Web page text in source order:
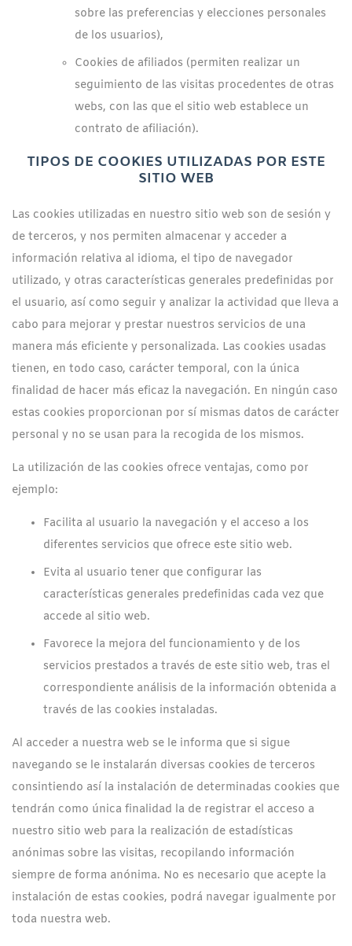
sobre las preferencias y elecciones personales
de los usuarios),
Cookies de afiliados (permiten realizar un
seguimiento de las visitas procedentes de otras
webs, con las que el sitio web establece un
contrato de afiliación).
TIPOS DE COOKIES UTILIZADAS POR ESTE
SITIO WEB
Las cookies utilizadas en nuestro sitio web son de sesión y
de terceros, y nos permiten almacenar y acceder a
información relativa al idioma, el tipo de navegador
utilizado, y otras características generales predefinidas por
el usuario, así como seguir y analizar la actividad que lleva a
cabo para mejorar y prestar nuestros servicios de una
manera más eficiente y personalizada. Las cookies usadas
tienen, en todo caso, carácter temporal, con la única
finalidad de hacer más eficaz la navegación. En ningún caso
estas cookies proporcionan por sí mismas datos de carácter
personal y no se usan para la recogida de los mismos.
La utilización de las cookies ofrece ventajas, como por
ejemplo:
Facilita al usuario la navegación y el acceso a los
diferentes servicios que ofrece este sitio web.
Evita al usuario tener que configurar las
características generales predefinidas cada vez que
accede al sitio web.
Favorece la mejora del funcionamiento y de los
servicios prestados a través de este sitio web, tras el
correspondiente análisis de la información obtenida a
través de las cookies instaladas.
Al acceder a nuestra web se le informa que si sigue
navegando se le instalarán diversas cookies de terceros
consintiendo así la instalación de determinadas cookies que
tendrán como única finalidad la de registrar el acceso a
nuestro sitio web para la realización de estadísticas
anónimas sobre las visitas, recopilando información
siempre de forma anónima. No es necesario que acepte la
instalación de estas cookies, podrá navegar igualmente por
toda nuestra web.